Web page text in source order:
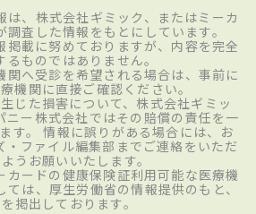
は、株式会社ギミック、またはミーカ
調査した情報をもとにしています。
掲載に努めておりますが、内容を完全
るものではありません。
関へ受診を希望される場合は、事前に
機関に直接ご確認ください。
じた損害について、株式会社ギミッ
ニー株式会社ではその賠償の責任を一
す。 情報に誤りがある場合には、お
・ファイル編集部までご連絡をいただ
うお願いいたします。
カードの健康保険証利用可能な医療機
は、厚生労働省の情報提供のもと、
掲出しております。